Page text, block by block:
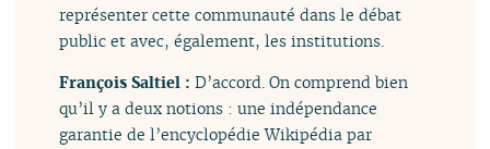
représenter cette communauté dans le débat
public et avec, également, les institutions.
François Saltiel :D’accord. On comprend bien
qu’il y a deux notions : une indépendance
garantie de l’encyclopédie Wikipédia par